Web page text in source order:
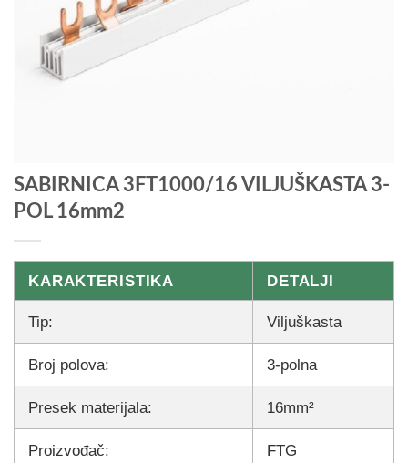
SABIRNICA 3FT1000/16 VILJUŠKASTA 3-
POL 16mm2
KARAKTERISTIKA DETALJI
Tip: Viljuškasta
Broj polova: 3-polna
Presek materijala: 16mm²
Proizvođač: FTG